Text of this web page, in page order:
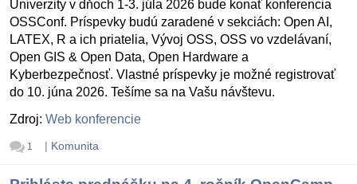
Univerzity v dňoch 1-3. júla 2026 bude konať konferencia
OSSConf. Príspevky budú zaradené v sekciách: Open AI,
LATEX, R a ich priatelia, Vývoj OSS, OSS vo vzdelávaní,
Open GIS & Open Data, Open Hardware a
Kyberbezpečnosť. Vlastné príspevky je možné registrovať
do 10. júna 2026. Tešíme sa na Vašu návštevu.
Zdroj: Web konferencie
1 | Komunita